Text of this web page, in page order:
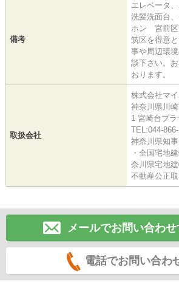
備考
エレベータ
洗髪洗面台
ホン 宮前区
筑区を得意
事や周辺環
談下さい。
おります。
取扱会社
株式会社マ
神奈川県川
1 宮崎台プ
TEL:044-
神奈川県知
・全国宅地
奈川県宅地
不動産公正
メールでお問い合わ
電話でお問い合わ